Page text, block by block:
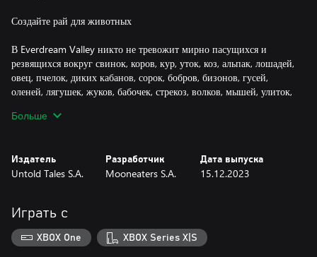
Создайте рай для животных
В Everdream Valley никто не тревожит мирно пасущихся и
резвящихся вокруг свинок, коров, кур, уток, коз, альпак, лошадей,
овец, пчелок, диких кабанов, сорок, бобров, бизонов, гусей,
оленей, лягушек, жуков, бабочек, стрекоз, волков, мышей, улиток,
вашу ферму по-своему.
С вами всегда ваш верный пес. Выберите себе собаку из 13
быть может, он тоже для вас что-нибудь сделает. Если захочет.
Ночью творится волшебство
Больше
Издатель
Untold Tales S.A.
Разработчик
Mooneaters S.A.
Дата выпуска
15.12.2023
Играть с
XBOX One XBOX Series X|S